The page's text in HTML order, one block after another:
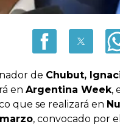
de Chubut,
en Argentina Week,
que se realizará en
, convocado por